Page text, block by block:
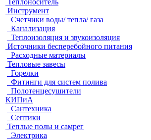
Теплоноситель
Инструмент
Счетчики воды/ тепла/ газа
Канализация
Теплоизоляция и звукоизоляция
Источники бесперебойного питания
Расходные материалы
Тепловые завесы
Горелки
Фитинги для систем полива
Полотенцесушители
КИПиА
Сантехника
Септики
Теплые полы и самрег
Электрика